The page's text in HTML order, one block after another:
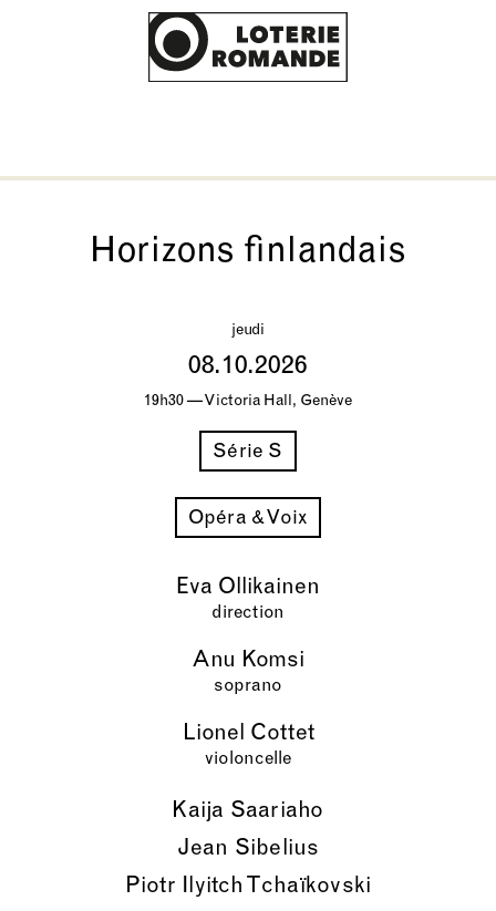
Horizons finlandais
jeudi
08.10.2026
19h30 — Victoria Hall, Genève
Série S
Opéra & Voix
Eva Ollikainen
direction
Anu Komsi
soprano
Lionel Cottet
violoncelle
Kaija Saariaho
Jean Sibelius
Piotr Ilyitch Tchaïkovski